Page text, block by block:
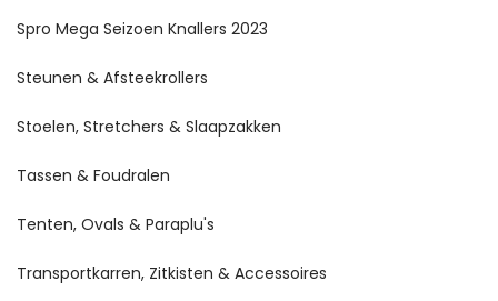
Spro Mega Seizoen Knallers 2023
Steunen & Afsteekrollers
Stoelen, Stretchers & Slaapzakken
Tassen & Foudralen
Tenten, Ovals & Paraplu's
Transportkarren, Zitkisten & Accessoires